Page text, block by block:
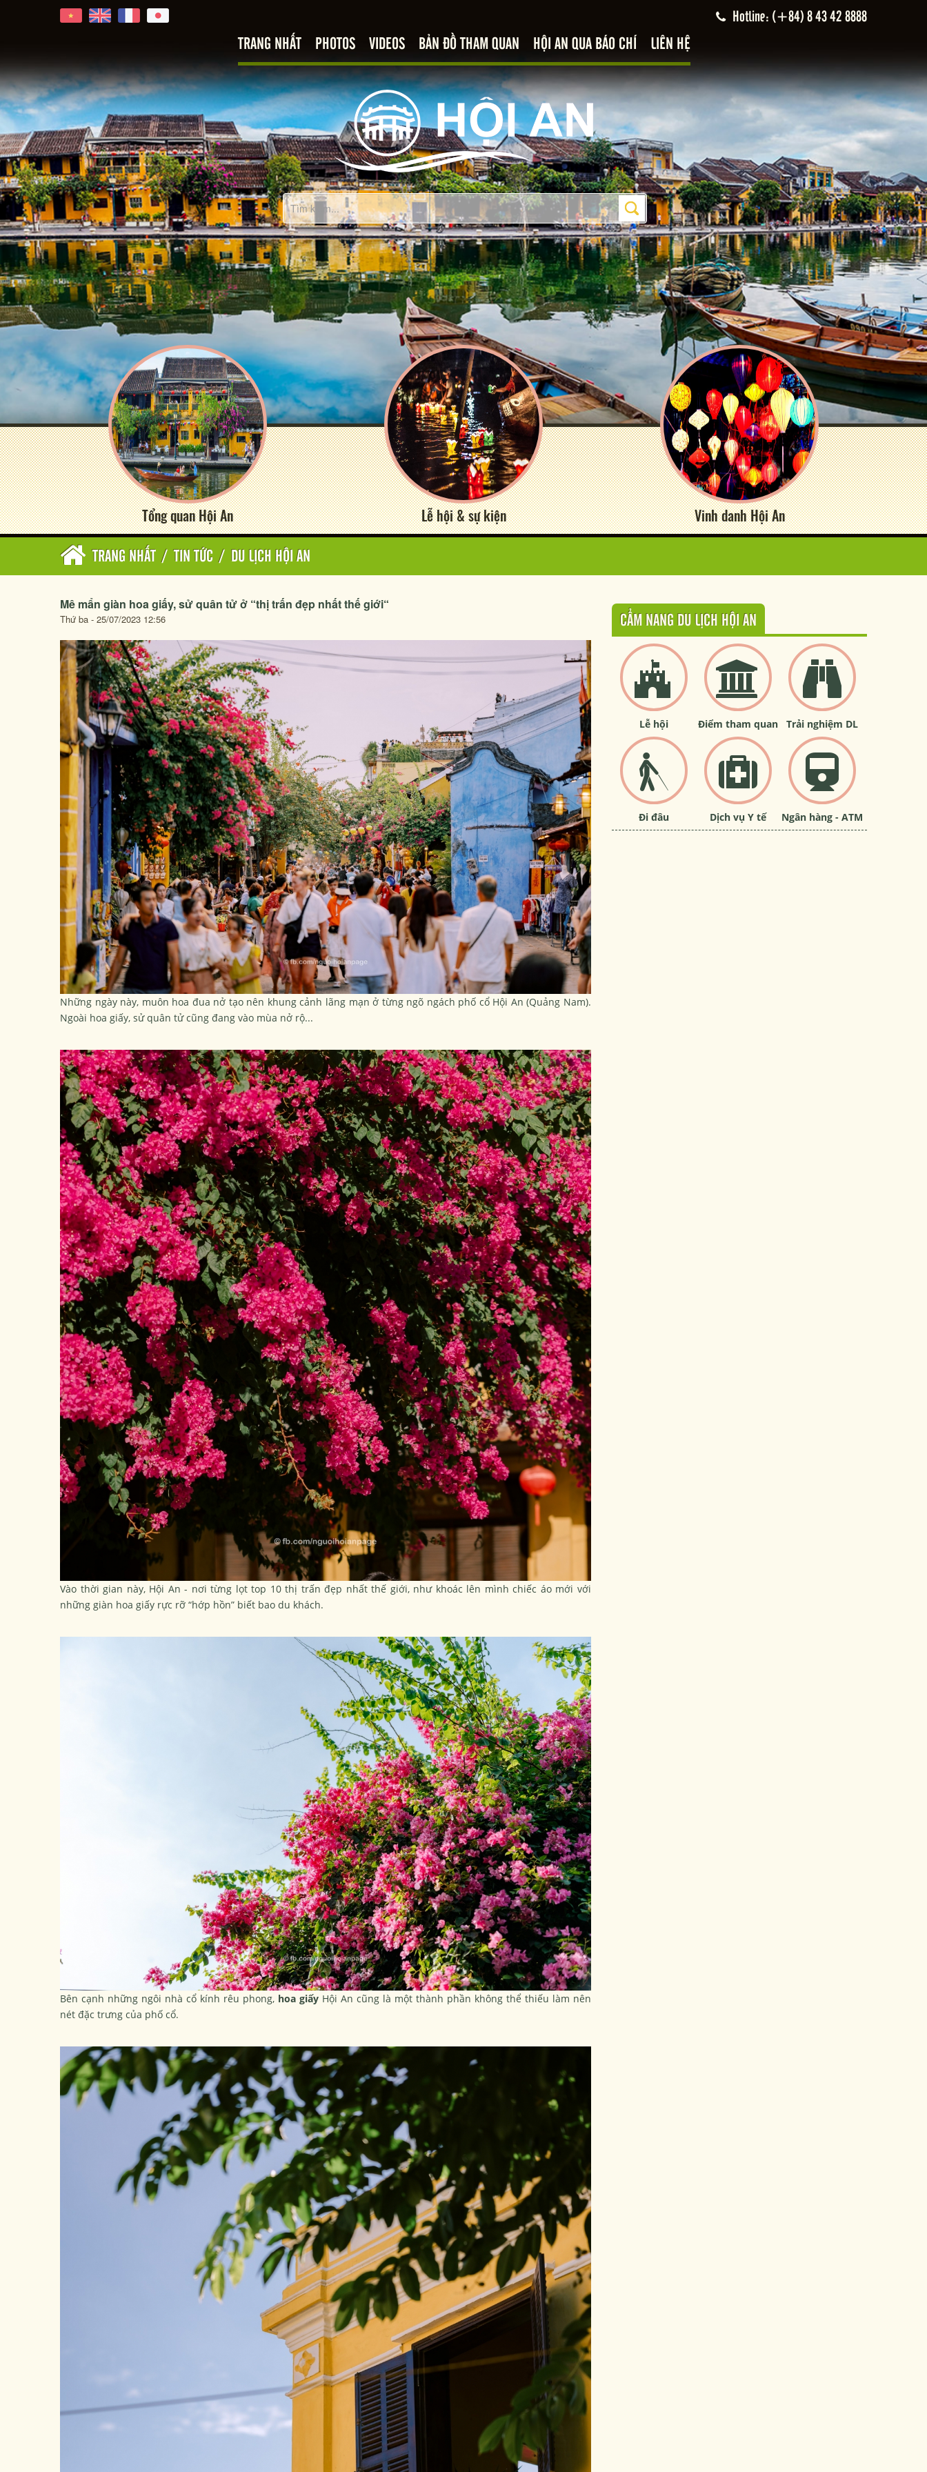
Hotline: (+84) 8 43 42 8888
TRANG NHẤT PHOTOS VIDEOS BẢN ĐỒ THAM QUAN HỘI AN QUA BÁO CHÍ LIÊN HỆ
Tổng quan Hội An Lễ hội & sự kiện Vinh danh Hội An
TRANG NHẤT / TIN TỨC / DU LỊCH HỘI AN
Mê mẩn giàn hoa giấy, sử quân tử ở “thị trấn đẹp nhất thế giới“
Thứ ba - 25/07/2023 12:56
Những ngày này, muôn hoa đua nở tạo nên khung cảnh lãng mạn ở từng ngõ ngách phố cổ Hội An (Quảng Nam).
Ngoài hoa giấy, sử quân tử cũng đang vào mùa nở rộ...
Vào thời gian này, Hội An - nơi từng lọt top 10 thị trấn đẹp nhất thế giới, như khoác lên mình chiếc áo mới với
những giàn hoa giấy rực rỡ “hớp hồn” biết bao du khách.
Bên cạnh những ngôi nhà cổ kính rêu phong, hoa giấy Hội An cũng là một thành phần không thể thiếu làm nên
nét đặc trưng của phố cổ.
CẨM NANG DU LỊCH HỘI AN
Lễ hội Điểm tham quan Trải nghiệm DL
Đi đâu Dịch vụ Y tế Ngân hàng - ATM